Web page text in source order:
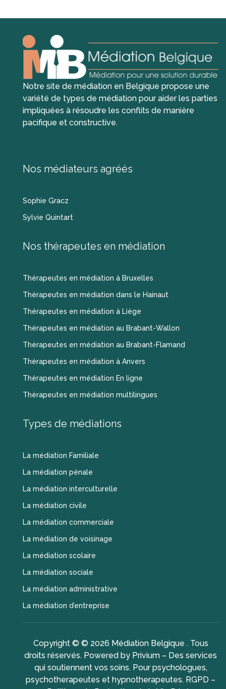
Notre site de médiation en Belgique propose une
variété de types de médiation pour aider les parties
impliquées à résoudre les conflits de manière
pacifique et constructive.
Nos médiateurs agréés
Sophie Gracz
Sylvie Quintart
Nos thérapeutes en médiation
Thérapeutes en médiation à Bruxelles
Thérapeutes en médiation dans le Hainaut
Thérapeutes en médiation à Liège
Thérapeutes en médiation au Brabant-Wallon
Thérapeutes en médiation au Brabant-Flamand
Thérapeutes en médiation à Anvers
Thérapeutes en médiation En ligne
Thérapeutes en médiation multilingues
Types de médiations
La médiation Familiale
La médiation pénale
La médiation interculturelle
La médiation civile
La médiation commerciale
La médiation de voisinage
La médiation scolaire
La médiation sociale
La médiation administrative
La médiation d’entreprise
Copyright © © 2026 Médiation Belgique . Tous
droits réservés. Powered by Privium – Des services
qui soutiennent vos soins. Pour psychologues,
psychotherapeutes et hypnotherapeutes. RGPD –